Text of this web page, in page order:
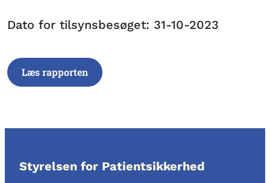
Dato for tilsynsbesøget: 31-10-2023
Læs rapporten
Styrelsen for Patientsikkerhed